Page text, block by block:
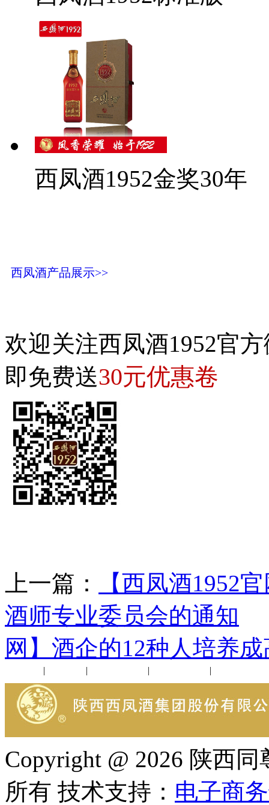
西凤酒1952金奖30年
西凤酒产品展示>>
欢迎关注西凤酒1952官
即免费送30元优惠卷
上一篇：
【西凤酒1952
酒师专业委员会的通知
网】酒企的12种人培养
| | | |
Copyright @ 2026 陕西
所有 技术支持： 电子商